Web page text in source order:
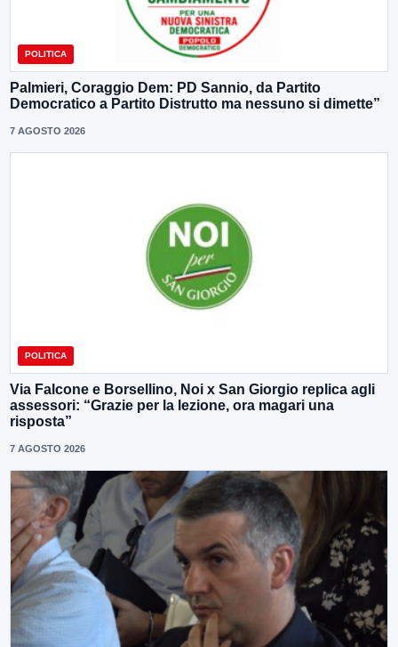
POLITICA
Palmieri, Coraggio Dem: PD Sannio, da Partito
Democratico a Partito Distrutto ma nessuno si dimette”
7 AGOSTO 2026
POLITICA
Via Falcone e Borsellino, Noi x San Giorgio replica agli
assessori: “Grazie per la lezione, ora magari una
risposta”
7 AGOSTO 2026